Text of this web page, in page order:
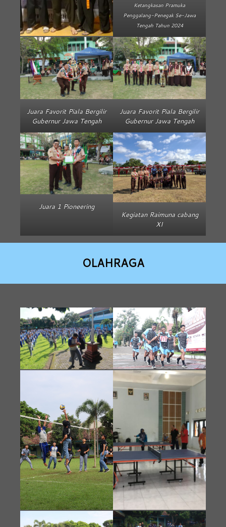
Ketangkasan Pramuka
Penggalang-Penegak Se-Jawa
Tengah Tahun 2024
Juara Favorit Piala Bergilir
Gubernur Jawa Tengah
Juara Favorit Piala Bergilir
Gubernur Jawa Tengah
Juara 1 Pioneering
Kegiatan Raimuna cabang
XI
OLAHRAGA